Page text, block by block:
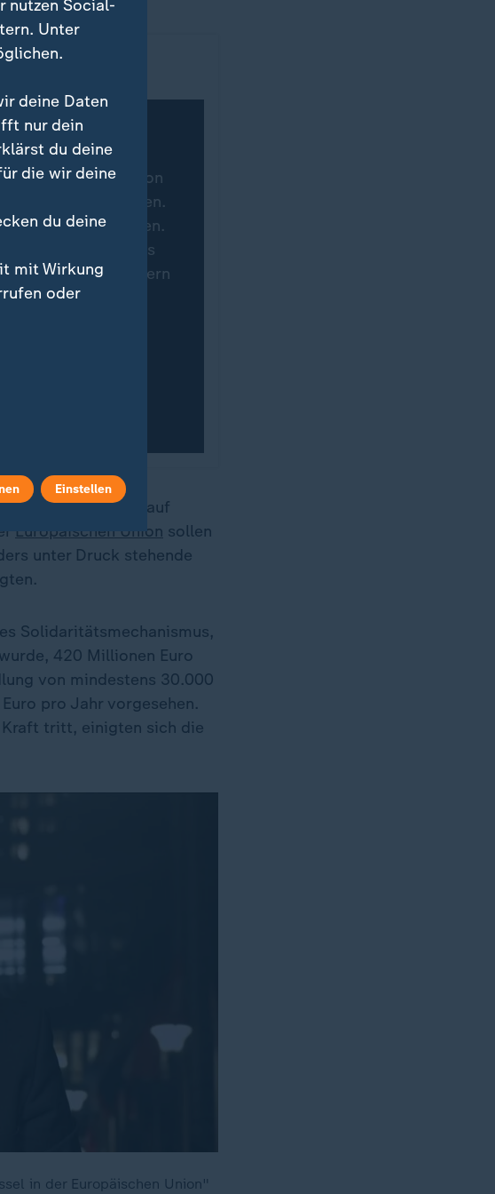
wir die Software von
nachgeladen.
übertragen.
auf der Seite des
erleichtern, speichern
. Ihre Zustimmung
sowie auf
Europäischen Union sollen
unter Druck stehende
Solidaritätsmechanismus,
420 Millionen Euro
von mindestens 30.000
pro Jahr vorgesehen.
tritt, einigten sich die
in der Europäischen Union"
nutzen Social-
Unter
deine Daten
nur dein
du deine
die wir deine
du deine
mit Wirkung
oder
Einstellen